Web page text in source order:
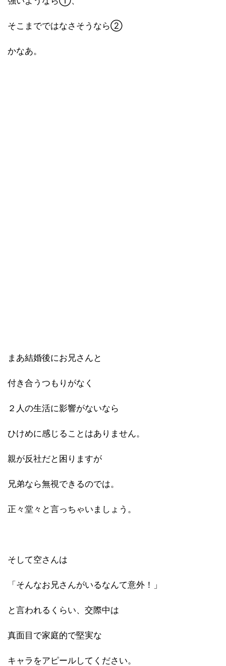
そこまでではなさそうなら②
かなあ。
まあ結婚後にお兄さんと
付き合うつもりがなく
２人の生活に影響がないなら
ひけめに感じることはありません。
親が反社だと困りますが
兄弟なら無視できるのでは。
正々堂々と言っちゃいましょう。
そして空さんは
「そんなお兄さんがいるなんて意外！」
と言われるくらい、交際中は
真面目で家庭的で堅実な
キャラをアピールしてください。